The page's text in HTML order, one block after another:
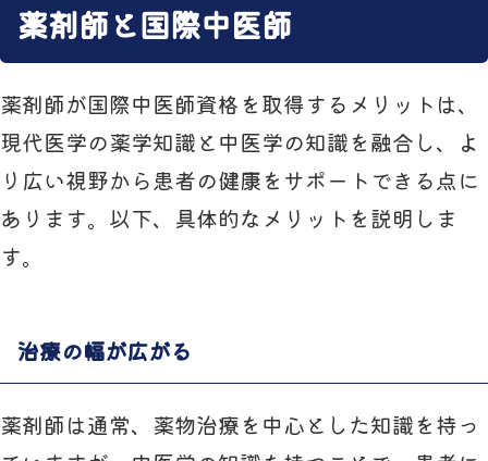
薬剤師と国際中医師
薬剤師が国際中医師資格を取得するメリットは、
現代医学の薬学知識と中医学の知識を融合し、よ
り広い視野から患者の健康をサポートできる点に
あります。以下、具体的なメリットを説明しま
す。
治療の幅が広がる
薬剤師は通常、薬物治療を中心とした知識を持っ